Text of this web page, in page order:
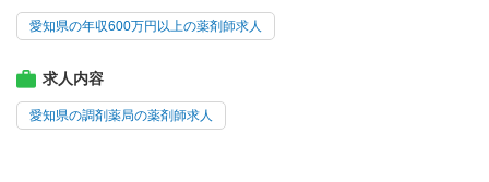
愛知県の年収600万円以上の薬剤師求人
求人内容
愛知県の調剤薬局の薬剤師求人